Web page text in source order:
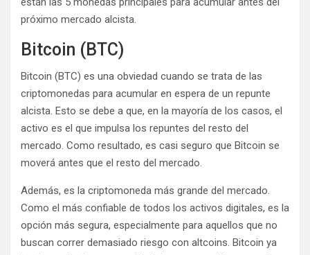
próximo mercado alcista.
Bitcoin (BTC)
Bitcoin (BTC) es una obviedad cuando se trata de las
criptomonedas para acumular en espera de un repunte
alcista. Esto se debe a que, en la mayoría de los casos, el
activo es el que impulsa los repuntes del resto del
mercado. Como resultado, es casi seguro que Bitcoin se
moverá antes que el resto del mercado.
Además, es la criptomoneda más grande del mercado.
Como el más confiable de todos los activos digitales, es la
opción más segura, especialmente para aquellos que no
buscan correr demasiado riesgo con altcoins. Bitcoin ya